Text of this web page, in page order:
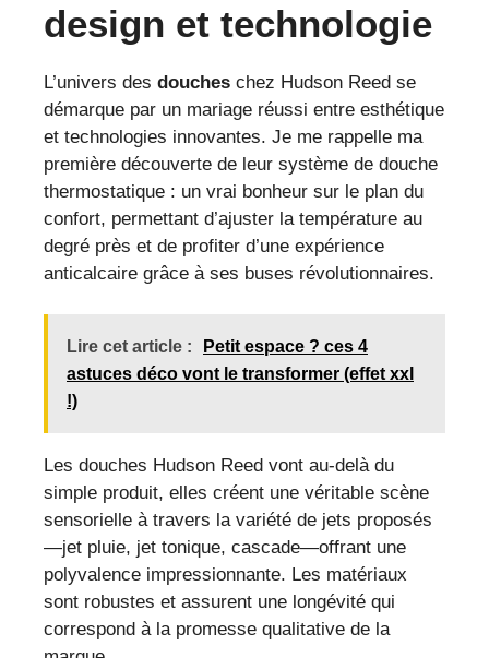
design et technologie
L’univers des douches chez Hudson Reed se
démarque par un mariage réussi entre esthétique
et technologies innovantes. Je me rappelle ma
première découverte de leur système de douche
thermostatique : un vrai bonheur sur le plan du
confort, permettant d’ajuster la température au
degré près et de profiter d’une expérience
anticalcaire grâce à ses buses révolutionnaires.
Lire cet article :
Petit espace ? ces 4
astuces déco vont le transformer (effet xxl
!)
Les douches Hudson Reed vont au-delà du
simple produit, elles créent une véritable scène
sensorielle à travers la variété de jets proposés
—jet pluie, jet tonique, cascade—offrant une
polyvalence impressionnante. Les matériaux
sont robustes et assurent une longévité qui
correspond à la promesse qualitative de la